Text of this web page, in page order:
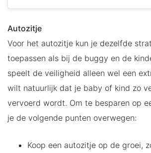
Autozitje
Voor het autozitje kun je dezelfde
toepassen als bij de buggy en de
speelt de veiligheid alleen wel een
wilt natuurlijk dat je baby of kind zo
vervoerd wordt. Om te besparen op
je de volgende punten overwegen:
Koop een autozitje op de groei,